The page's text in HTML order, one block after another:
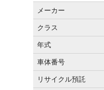
メーカー
クラス
年式
車体番号
リサイクル預託